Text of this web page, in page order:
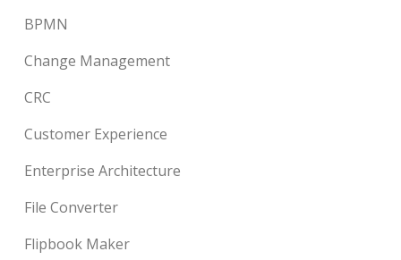
BPMN
Change Management
CRC
Customer Experience
Enterprise Architecture
File Converter
Flipbook Maker